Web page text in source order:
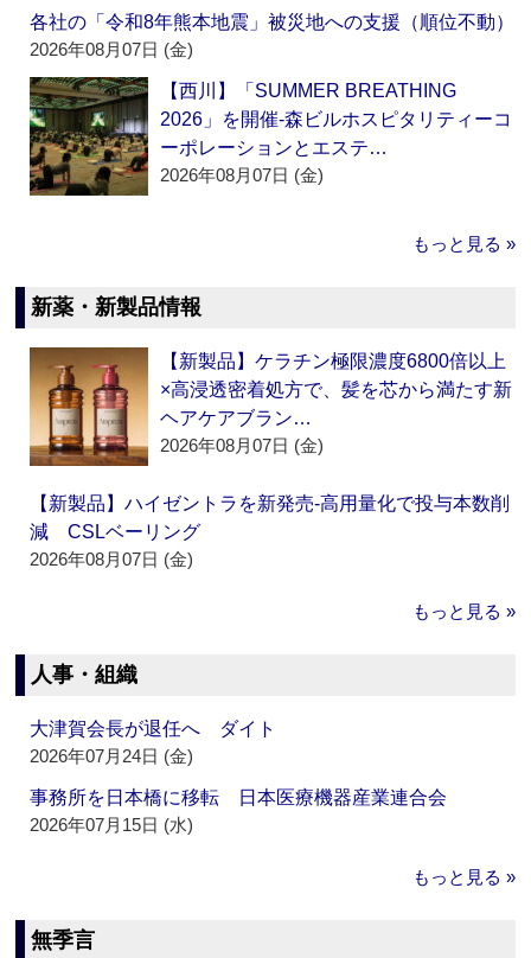
各社の「令和8年熊本地震」被災地への支援（順位不動）
2026年08月07日 (金)
【西川】「SUMMER BREATHING
2026」を開催‐森ビルホスピタリティーコ
ーポレーションとエステ…
2026年08月07日 (金)
もっと見る »
新薬・新製品情報
【新製品】ケラチン極限濃度6800倍以上
×高浸透密着処方で、髪を芯から満たす新
ヘアケアブラン…
2026年08月07日 (金)
【新製品】ハイゼントラを新発売‐高用量化で投与本数削
減 CSLベーリング
2026年08月07日 (金)
もっと見る »
人事・組織
大津賀会長が退任へ ダイト
2026年07月24日 (金)
事務所を日本橋に移転 日本医療機器産業連合会
2026年07月15日 (水)
もっと見る »
無季言